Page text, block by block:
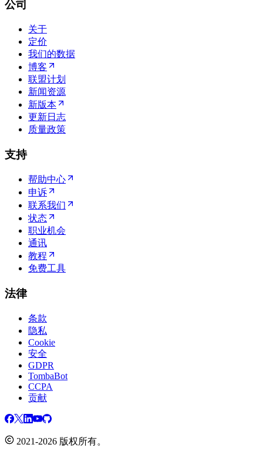
公司
关于
定价
我们的数据
博客
联盟计划
新闻资源
新版本
更新日志
质量政策
支持
帮助中心
申诉
联系我们
状态
职业机会
通讯
教程
免费工具
法律
条款
隐私
Cookie
安全
GDPR
TombaBot
CCPA
贡献
2021-2026 版权所有。